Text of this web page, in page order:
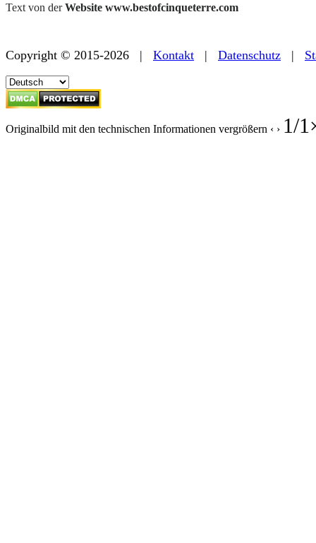
Text von derWebsite www.bestofcinqueterre.com
Copyright © 2015-2026 | Kontakt | Datenschutz |
Originalbild mit den technischen Informationen vergrößern ‹ › 1/1